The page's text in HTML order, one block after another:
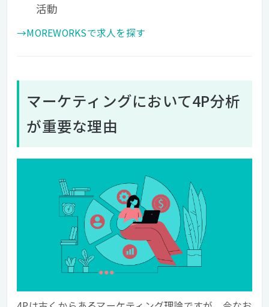
活動
→MOREWORKSで求人を探す
マーケティングにおいて4P分析
が重要な理由